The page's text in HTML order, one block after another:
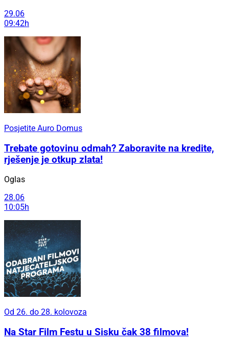
29.06
09:42h
Posjetite Auro Domus
Trebate gotovinu odmah? Zaboravite na kredite,
rješenje je otkup zlata!
Oglas
28.06
10:05h
Od 26. do 28. kolovoza
Na Star Film Festu u Sisku čak 38 filmova!